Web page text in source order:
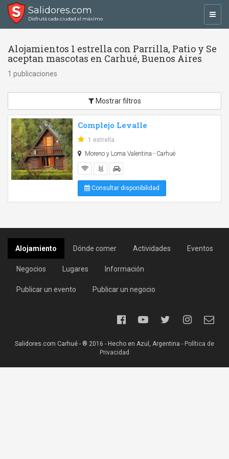
Salidores.com
Disfrutá cada ciudad al máximo
Alojamientos 1 estrella con Parrilla, Patio y Se
aceptan mascotas en Carhué, Buenos Aires
1 publicaciones
Mostrar filtros
Complejo Levalle
1 estrella
Moreno y Loma Valentina - Carhué
Consultar disponibilidad
Alojamiento Dónde comer Actividades Eventos
Negocios Lugares Información
Publicar un evento Publicar un negocio
Salidores.com Carhué - ® 2016 - Hecho en Azul, Argentina - Política de
Privacidad